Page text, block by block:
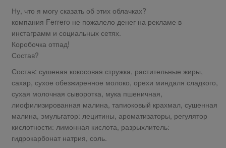
Ну, что я могу сказать об этих облачках?
компания Ferrero не пожалело денег на рекламе в
инстаграмм и социальных сетях.
Коробочка отпад!
Состав?
Состав: сушеная кокосовая стружка, растительные жиры,
сахар, сухое обезжиренное молоко, орехи миндаля сладкого,
сухая молочная сыворотка, мука пшеничная,
лиофилизированная малина, тапиоковый крахмал, сушенная
малина, эмульгатор: лецитины, ароматизаторы, регулятор
кислотности: лимонная кислота, разрыхлитель:
гидрокарбонат натрия, соль.